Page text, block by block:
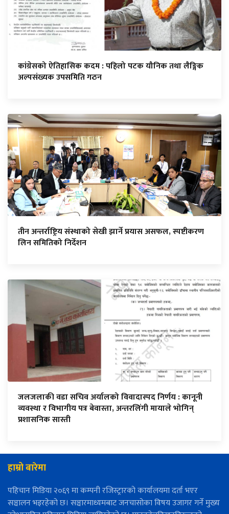
कांग्रेसको ऐतिहासिक कदम : पहिलो पटक यौनिक तथा लैङ्गिक
अल्पसंख्यक उपसमिति गठन
तीन अन्तर्राष्ट्रिय संस्थाको सेखी झार्ने प्रयास असफल, स्पष्टीकरण
लिन समितिको निर्देशन
जलजलाकी वडा सचिव अर्यालको विवादास्पद निर्णय : कानूनी
व्यवस्था र विभागीय पत्र बेवास्ता, अन्तरलिंगी मायाले भोगिन्
प्रशासनिक सास्ती
हाम्रो बारेमा
पहिचान मिडिया २०६९ मा कम्पनी रजिस्ट्रारको कार्यालयमा दर्ता भएर
सञ्चालन भइरहेको छ। सञ्चारमाध्यमबाट जनचासोका विषय उजागर गर्ने मुख्य